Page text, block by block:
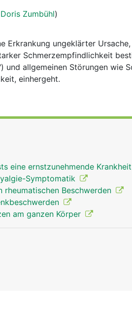
Doris Zumbühl)
Erkrankung ungeklärter
Schmerzempfindlichkeit
und allgemeinen Störungen wie
einhergeht.
eine ernstzunehmende Krankheit
Symptomatik
Beschwerden
am ganzen Körper